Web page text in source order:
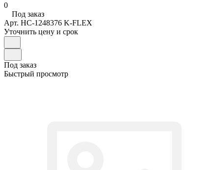
0
Под заказ
Арт. НС-1248376 K-FLEX
Уточнить цену и срок
Под заказ
Быстрый просмотр